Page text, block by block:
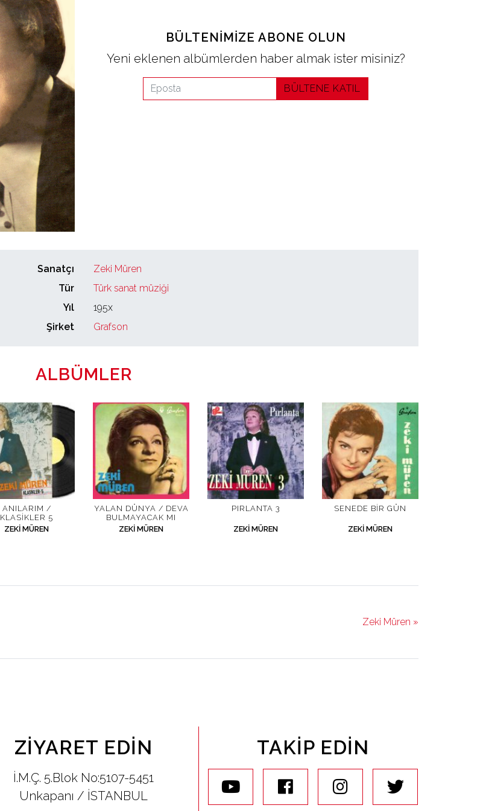
BÜLTENIMIZE ABONE OLUN
Yeni eklenen albümlerden haber almak ister misiniz?
BÜLTENE KATIL
Sanatçı
Zeki Müren
Tür
Türk sanat müziği
Yıl
195x
Şirket
Grafson
ALBÜMLER
ANILARIM /
KLASIKLER 5
ZEKI MÜREN
YALAN DÜNYA / DEVA
BULMAYACAK MI
ZEKI MÜREN
PIRLANTA 3
ZEKI MÜREN
SENEDE BIR GÜN
ZEKI MÜREN
Zeki Müren »
ZIYARET EDIN
İ.M.Ç. 5.Blok No:5107-5451
Unkapanı / İSTANBUL
TAKIP EDIN
youtube facebook instagram